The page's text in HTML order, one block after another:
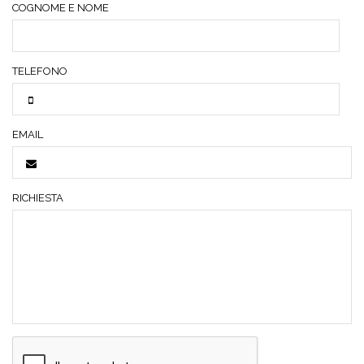
COGNOME E NOME
TELEFONO
EMAIL
RICHIESTA